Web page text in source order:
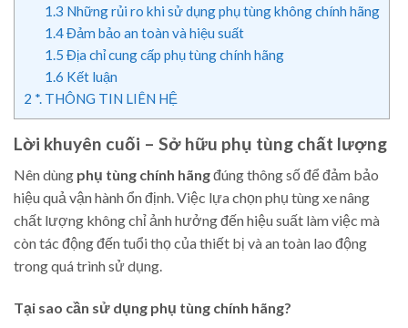
1.3 Những rủi ro khi sử dụng phụ tùng không chính hãng
1.4Đảm bảo an toàn và hiệu suất
1.5 Địa chỉ cung cấp phụ tùng chính hãng
1.6 Kết luận
2 *. THÔNG TIN LIÊN HỆ
Lời khuyên cuối – Sở hữu phụ tùng chất lượng
Nên dùng phụ tùng chính hãngđúng thông số để đảm bảo
hiệu quả vận hành ổn định. Việc lựa chọn phụ tùng xe nâng
chất lượng không chỉ ảnh hưởng đến hiệu suất làm việc mà
còn tác động đến tuổi thọ của thiết bị và an toàn lao động
trong quá trình sử dụng.
Tại sao cần sử dụng phụ tùng chính hãng?